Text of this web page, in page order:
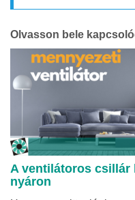
Olvasson bele
A ventilátoros csillár
nyáron